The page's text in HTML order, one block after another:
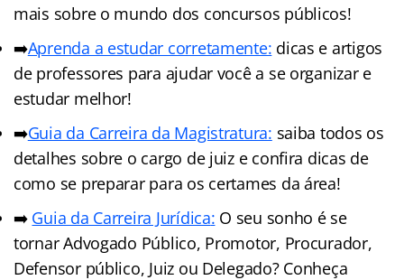
mais sobre o mundo dos concursos públicos!
➡️Aprenda a estudar corretamente: dicas e artigos
de professores para ajudar você a se organizar e
estudar melhor!
➡️Guia da Carreira da Magistratura: saiba todos os
detalhes sobre o cargo de juiz e confira dicas de
como se preparar para os certames da área!
➡️ Guia da Carreira Jurídica: O seu sonho é se
tornar Advogado Público, Promotor, Procurador,
Defensor público, Juiz ou Delegado? Conheça